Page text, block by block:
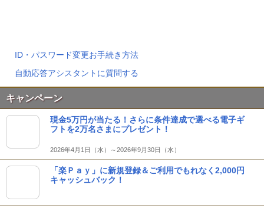
ID・パスワード変更お手続き方法
自動応答アシスタントに質問する
キャンペーン
現金5万円が当たる！さらに条件達成で選べる電子ギ
フトを2万名さまにプレゼント！
2026年4月1日（水）～2026年9月30日（水）
「楽Ｐａｙ」に新規登録＆ご利用でもれなく2,000円
キャッシュバック！